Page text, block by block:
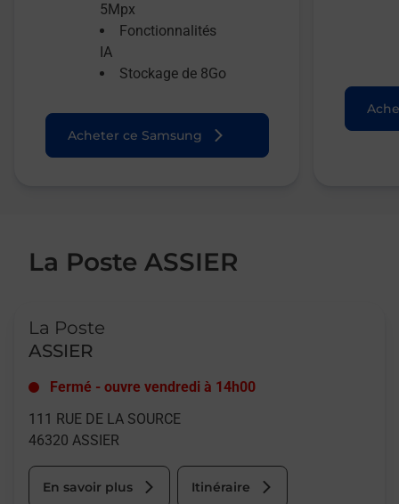
5Mpx
Fonctionnalités
IA
Stockage de 8Go
Acheter ce Samsung
La Poste ASSIER
La Poste
ASSIER
Fermé - ouvre vendredi à 14h00
111 RUE DE LA SOURCE
46320 ASSIER
En savoir plus Itinéraire